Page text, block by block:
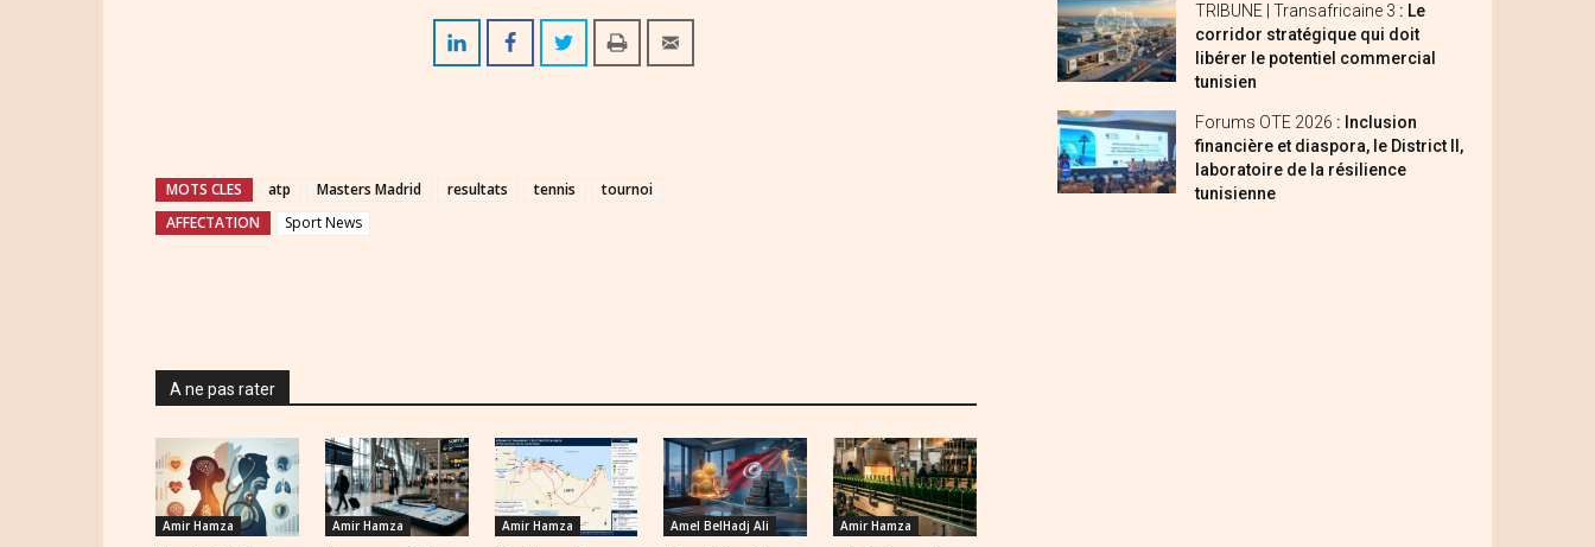
MOTS CLES atp Masters Madrid resultats tennis
tournoi
AFFECTATION
Sport News
A ne pas rater
Amir Hamza Amir Hamza Amir Hamza Amel BelHadj Ali Amir Hamza
TRIBUNE | Transafricaine 3 : Le
corridor stratégique qui doit
libérer le potentiel commercial
tunisien
Forums OTE 2026 : Inclusion
financière et diaspora, le District II,
laboratoire de la résilience
tunisienne